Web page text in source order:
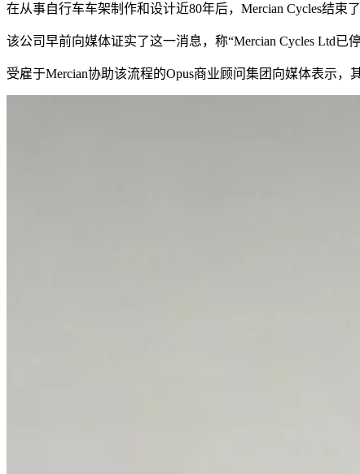
在从事自行车车架制作和设计近80年后，Mercian Cycles结束
该公司早前向媒体证实了这一消息，称“Mercian Cycles Ltd
受雇于Mercian协助该流程的Opus商业顾问集团向媒体表示